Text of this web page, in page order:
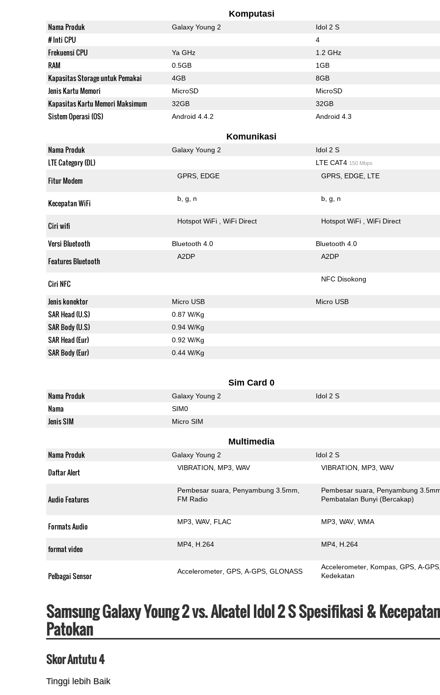
Komputasi
Nama Produk Galaxy Young 2 Idol 2 S
# Inti CPU 4
Frekuensi CPU Ya GHz 1.2 GHz
RAM 0.5GB 1GB
Kapasitas Storage untuk Pemakai 4GB 8GB
Jenis Kartu Memori MicroSD MicroSD
Kapasitas Kartu Memori Maksimum 32GB 32GB
Sistem Operasi (OS) Android 4.4.2 Android 4.3
Komunikasi
Nama Produk Galaxy Young 2 Idol 2 S
LTE Category (DL) LTE CAT4 150 Mbps
Fitur Modem GPRS EDGE GPRS EDGE LTE
Kecepatan WiFi b g n b g n
Ciri wifi Hotspot WiFi WiFi Direct Hotspot WiFi WiFi Direct
Versi Bluetooth Bluetooth 4.0 Bluetooth 4.0
Features Bluetooth A2DP A2DP
Ciri NFC NFC Disokong
Jenis konektor Micro USB Micro USB
SAR Head (U.S) 0.87 W/Kg
SAR Body (U.S) 0.94 W/Kg
SAR Head (Eur) 0.92 W/Kg
SAR Body (Eur) 0.44 W/Kg
Sim Card 0
Nama Produk Galaxy Young 2 Idol 2 S
Nama SIM0
Jenis SIM Micro SIM
Multimedia
Nama Produk Galaxy Young 2 Idol 2 S
Daftar Alert VIBRATION MP3 WAV VIBRATION MP3 WAV
Audio Features
Pembesar suara
Penyambung 3.5mm
FM Radio
Pembesar suara
Penyambung
Pembatalan Bunyi (Bercakap)
Formats Audio MP3 WAV FLAC MP3 WAV WMA
format video MP4 H.264 MP4 H.264
Pelbagai Sensor Accelerometer GPS A-GPS GLONASS
Accelerometer Kompas GPS A-GPS
Kedekatan
Samsung Galaxy Young 2 vs. Alcatel Idol 2 S Spesifikasi & Kecepatan
Patokan
Skor Antutu 4
Tinggi lebih Baik